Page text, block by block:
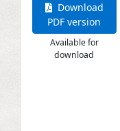
Download
PDF version
Available for
download